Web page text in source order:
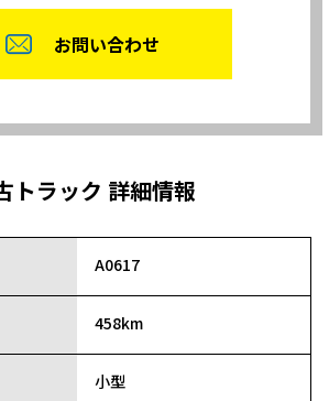
お問い合わせ
トラック 詳細情報
A0617
458km
小型